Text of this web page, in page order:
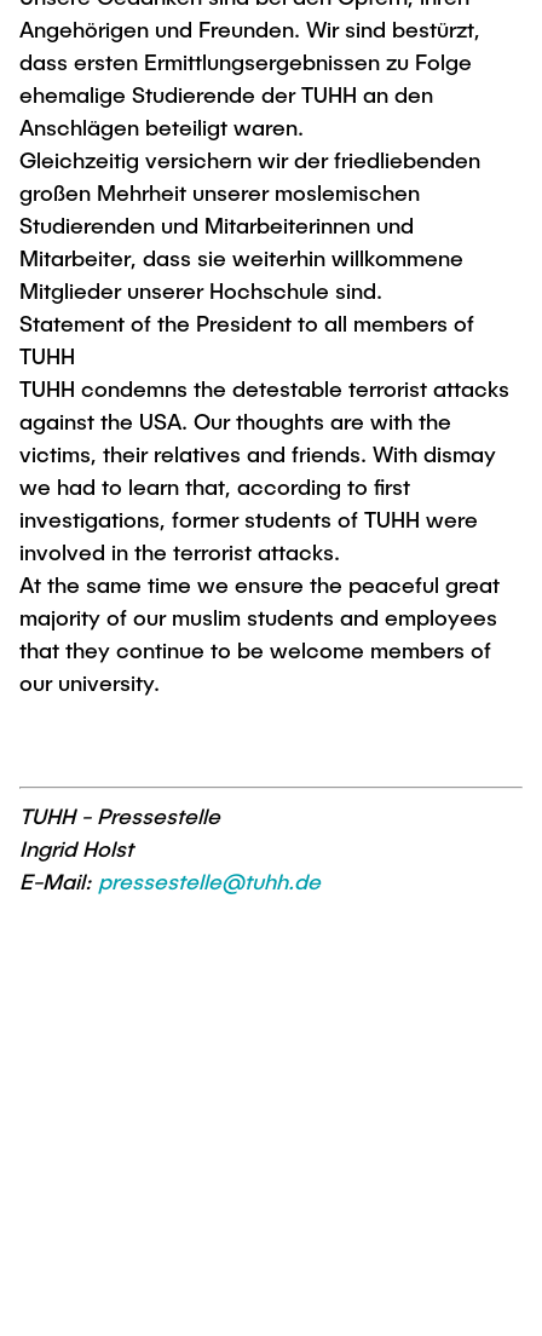
Pressemitteilungen
Flyer und Broschüren
Magazin spektrum
Veranstaltungen
Merchandise-Shop
Arbeiten an der TU Hamburg
Stellenausschreibungen
Berufsausbildung und Praktika
Berufungen
Neue Mitarbeitende
Intern
Beratung und Kontakt
Neu an der TUHH
Rund ums Studium
Studienorganisation
AI in Education
Für Absolventinnen und Absolventen
Alumni
Berufseinstieg - Career Center
Graduiertenakademie
Promotion und Habilitation
Wissenschaftliche Weiterbildung
Lehre und Lernen
Best Practices Lehre
Hochschuldidaktik - ZLL
LearnING Center
UNU HUB "Engineering to Face Climate
Change"
Forschungsförderung
Early Career Researchers
Gute Wissenschaftliche Praxis
Future Lectures
Team
Neues aus der Forschung &
Transfer
Interdisziplinärer Workshop des FSP
„Biobasierte Prozesse und
Reaktortechnologien“
Studiengänge
Forschung und Institute
Technologie und Innovation in der Bildung
News
Studiengänge
Forschung und Institute
Management-Wissenschaften und Technologie
Studiengänge
Forschung und Institute
Maschinenbau
Studiengänge
Forschung und Institute
Studienbereich FIT
Institute im Überblick
Austauschstudium
(Gast)Wissenschaftler*innen
Partnerships and Strategy
Partnerhochschulen Studierendenaustausch
Eine Partnerschaft vereinbaren
Strategie
ECIU University
Contacts & International Team
Angehörigen und Freunden. Wir sind bestürzt,
dass ersten Ermittlungsergebnissen zu Folge
ehemalige Studierende der TUHH an den
Anschlägen beteiligt waren.
Gleichzeitig versichern wir der friedliebenden
großen Mehrheit unserer moslemischen
Studierenden und Mitarbeiterinnen und
Mitarbeiter, dass sie weiterhin willkommene
Mitglieder unserer Hochschule sind.
Statement of the President to all members of
TUHH
TUHH condemns the detestable terrorist attacks
against the USA. Our thoughts are with the
victims, their relatives and friends. With dismay
we had to learn that, according to first
investigations, former students of TUHH were
involved in the terrorist attacks.
At the same time we ensure the peaceful great
majority of our muslim students and employees
that they continue to be welcome members of
our university.
TUHH - Pressestelle
Ingrid Holst
E-Mail: pressestelle@tuhh.de